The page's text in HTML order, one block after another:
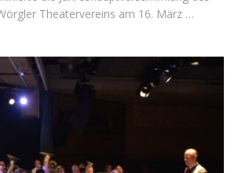
Theatervereins am 16. März …